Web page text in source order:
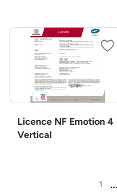
Licence NF Emotion 4
Vertical
1 ...